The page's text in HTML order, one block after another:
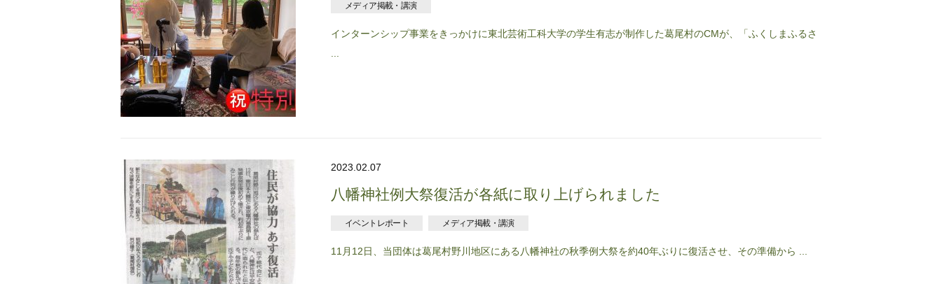
メディア掲載・講演
インターンシップ事業をきっかけに東北芸術工科大学の学生有志が制作した葛尾村のCMが、「ふくしまふるさ
2023.02.07
八幡神社例大祭復活が各紙に取り上げられました
イベントレポート メディア掲載・講演
11月12日、当団体は葛尾村野川地区にある八幡神社の秋季例大祭を約40年ぶりに復活させ、その準備から ...